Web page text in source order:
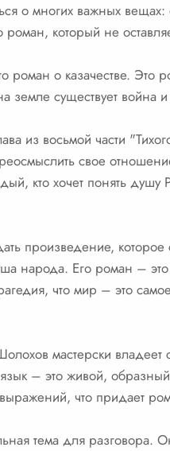
о многих важных
который не
о казачестве. Это
земле существует
из восьмой части
свое
кто хочет понять душу
произведение, которое
народа. Его роман –
что мир – это
мастерски владеет
– это живой,
что придает
тема для разговора.